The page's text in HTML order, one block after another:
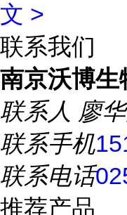
文 >
联系我们
南京沃博生
联系人 廖
联系手机
联系电话
推荐产品